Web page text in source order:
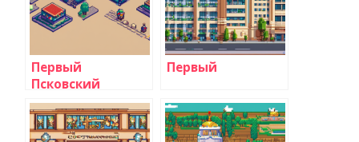
Первый
Псковский
Первый